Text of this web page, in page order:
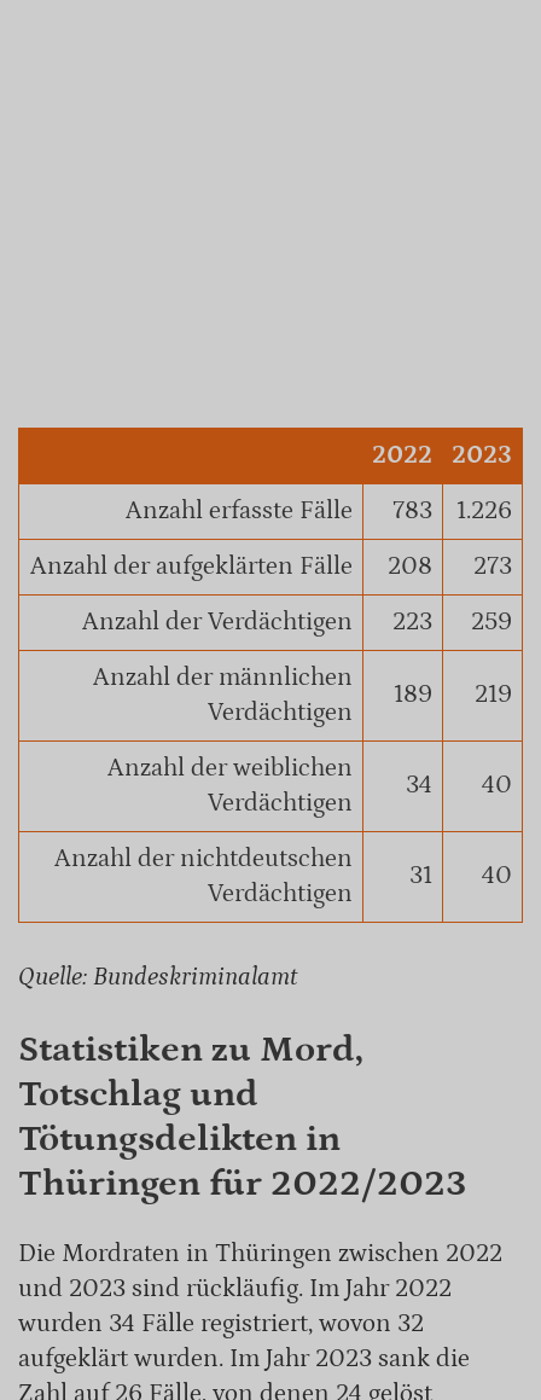
2022
2023
Anzahl erfasste Fälle
783
1.226
Anzahl der aufgeklärten Fälle
208
273
Anzahl der Verdächtigen
223
259
Anzahl der männlichen
Verdächtigen
189 219
Anzahl der weiblichen
Verdächtigen
34 40
Anzahl der nichtdeutschen
Verdächtigen
31 40
Quelle: Bundeskriminalamt
Statistiken zu Mord,
Totschlag und
Tötungsdelikten in
Thüringen für 2022/2023
Die Mordraten in Thüringen zwischen 2022
und 2023 sind rückläufig. Im Jahr 2022
wurden 34 Fälle registriert, wovon 32
aufgeklärt wurden. Im Jahr 2023 sank die
Zahl auf 26 Fälle, von denen 24 gelöst